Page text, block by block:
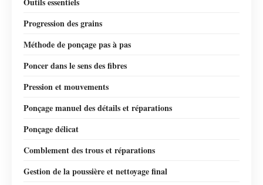
Progression des grains
Méthode de ponçage pas à pas
Poncer dans le sens des fibres
Pression et mouvements
Ponçage manuel des détails et réparations
Ponçage délicat
Comblement des trous et réparations
Gestion de la poussière et nettoyage final